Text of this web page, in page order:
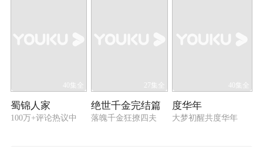
40集全
蜀锦人家
100万+评论热议中
27集全
绝世千金完结篇
落魄千金狂撩四夫
40集全
度华年
大梦初醒共度华年